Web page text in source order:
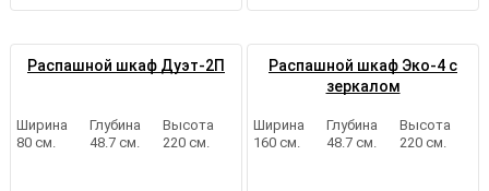
Распашной шкаф Дуэт-2П
Ширина
80 см.
Глубина
48.7 см.
Высота
220 см.
Распашной шкаф Эко-4 с
зеркалом
Ширина
160 см.
Глубина
48.7 см.
Высота
220 см.